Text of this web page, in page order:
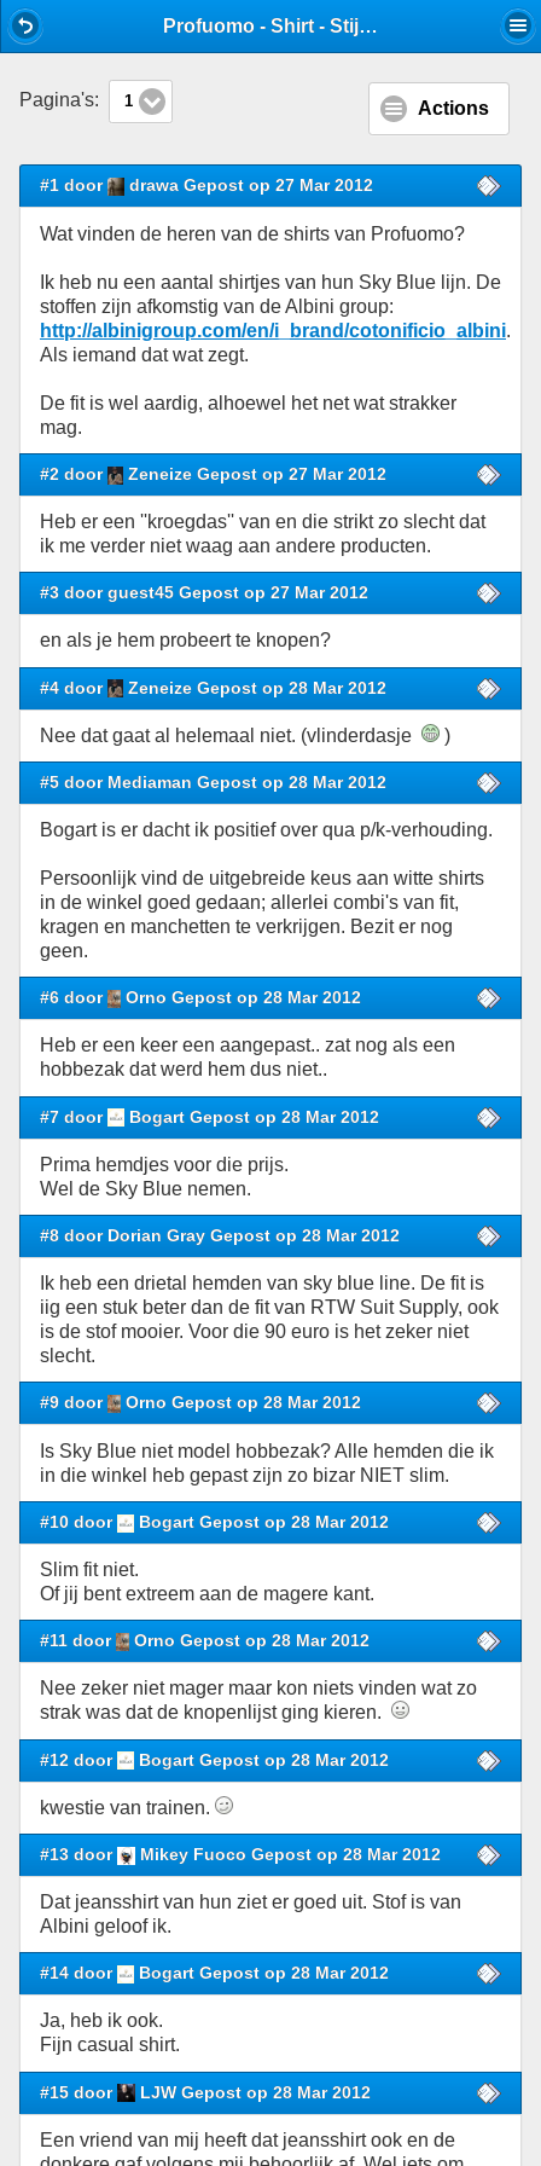
Profuomo - Shirt - Stijlforum
Pagina's: 1 Actions
#1 door drawa Gepost op 27 Mar 2012
Wat vinden de heren van de shirts van Profuomo?
Ik heb nu een aantal shirtjes van hun Sky Blue lijn. De
stoffen zijn afkomstig van de Albini group:
http://albinigroup.com/en/i_brand/cotonificio_albini.
Als iemand dat wat zegt.
De fit is wel aardig, alhoewel het net wat strakker
mag.
#2 door Zeneize Gepost op 27 Mar 2012
Heb er een ''kroegdas'' van en die strikt zo slecht dat
ik me verder niet waag aan andere producten.
#3 door guest45 Gepost op 27 Mar 2012
en als je hem probeert te knopen?
#4 door Zeneize Gepost op 28 Mar 2012
Nee dat gaat al helemaal niet. (vlinderdasje )
#5 door Mediaman Gepost op 28 Mar 2012
Bogart is er dacht ik positief over qua p/k-verhouding.
Persoonlijk vind de uitgebreide keus aan witte shirts
in de winkel goed gedaan; allerlei combi's van fit,
kragen en manchetten te verkrijgen. Bezit er nog
geen.
#6 door Orno Gepost op 28 Mar 2012
Heb er een keer een aangepast.. zat nog als een
hobbezak dat werd hem dus niet..
#7 door Bogart Gepost op 28 Mar 2012
Prima hemdjes voor die prijs.
Wel de Sky Blue nemen.
#8 door Dorian Gray Gepost op 28 Mar 2012
Ik heb een drietal hemden van sky blue line. De fit is
iig een stuk beter dan de fit van RTW Suit Supply, ook
is de stof mooier. Voor die 90 euro is het zeker niet
slecht.
#9 door Orno Gepost op 28 Mar 2012
Is Sky Blue niet model hobbezak? Alle hemden die ik
in die winkel heb gepast zijn zo bizar NIET slim.
#10 door Bogart Gepost op 28 Mar 2012
Slim fit niet.
Of jij bent extreem aan de magere kant.
#11 door Orno Gepost op 28 Mar 2012
Nee zeker niet mager maar kon niets vinden wat zo
strak was dat de knopenlijst ging kieren.
#12 door Bogart Gepost op 28 Mar 2012
kwestie van trainen.
#13 door Mikey Fuoco Gepost op 28 Mar 2012
Dat jeansshirt van hun ziet er goed uit. Stof is van
Albini geloof ik.
#14 door Bogart Gepost op 28 Mar 2012
Ja, heb ik ook.
Fijn casual shirt.
#15 door LJW Gepost op 28 Mar 2012
Een vriend van mij heeft dat jeansshirt ook en de